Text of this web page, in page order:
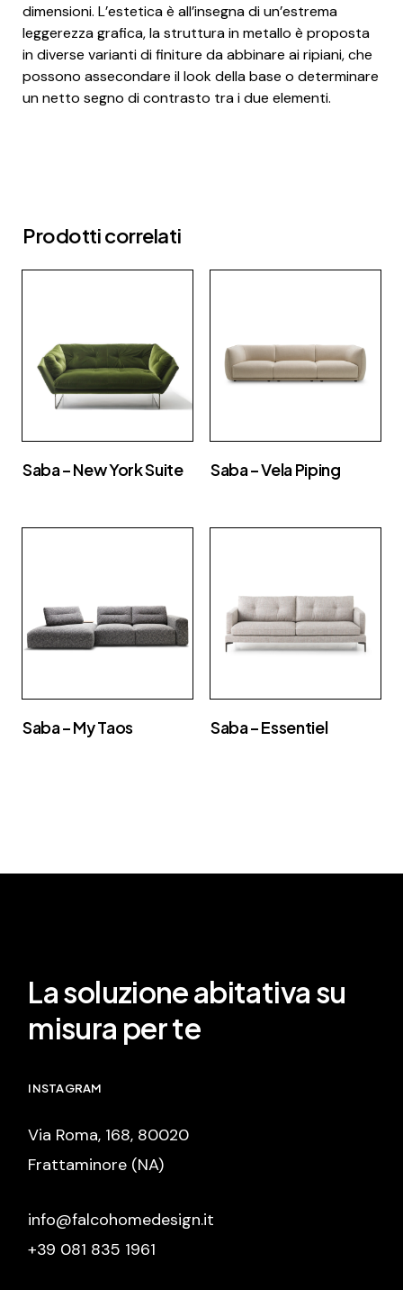
dimensioni. L’estetica è all’insegna di un’estrema
leggerezza grafica, la struttura in metallo è proposta
in diverse varianti di finiture da abbinare ai ripiani, che
possono assecondare il look della base o determinare
un netto segno di contrasto tra i due elementi.
Prodotti correlati
Saba – New York Suite Saba – Vela Piping
Saba – My Taos Saba – Essentiel
La soluzione abitativa su
misura per te
INSTAGRAM
Via Roma, 168, 80020
Frattaminore (NA)
info@falcohomedesign.it
+39 081 835 1961